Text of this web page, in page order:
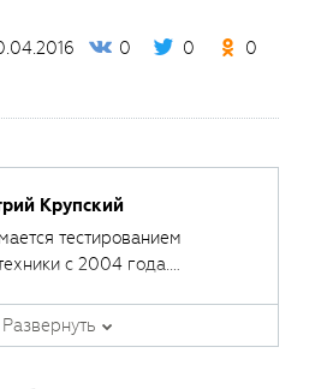
0 0
0
Крупский
тестированием
с 2004 года.
и интернет-изданиями,
годы сделал около 400
Развернуть